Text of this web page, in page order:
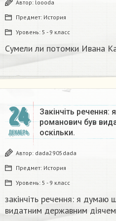
Автор: loooda
Предмет: История
Уровень: 5 - 9 класс
Сумели ли потомки Ивана
24
ДЕКАБРЬ
Закінчіть
романович був
оскільки.
Автор: dada2905dada
Предмет: История
Уровень: 5 - 9 класс
закінчіть речення: я
видатним державним діячем